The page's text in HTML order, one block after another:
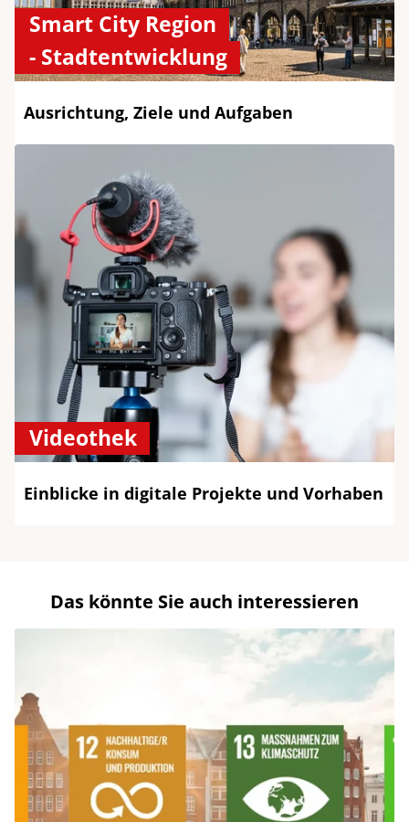
Smart City Region
- Stadtentwicklung
Ausrichtung, Ziele und Aufgaben
Videothek
Einblicke in digitale Projekte und Vorhaben
Das könnte Sie auch interessieren